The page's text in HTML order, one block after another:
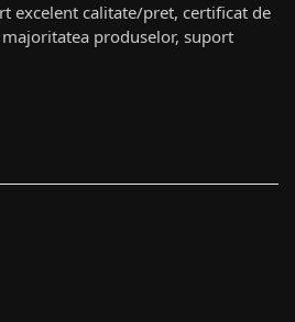
excelent calitate/pret, certificat de
produselor, suport